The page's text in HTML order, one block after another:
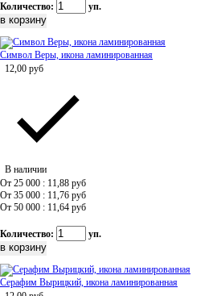
Количество: уп.
Символ Веры, икона ламинированная
12,00 руб
В наличии
От 25 000 : 11,88 руб
От 35 000 : 11,76 руб
От 50 000 : 11,64 руб
Количество: уп.
Серафим Вырицкий, икона ламинированная